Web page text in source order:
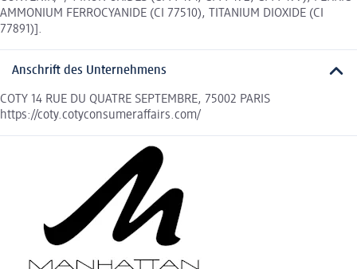
AMMONIUM FERROCYANIDE (CI 77510), TITANIUM DIOXIDE (CI
77891)].
Anschrift des Unternehmens
COTY 14 RUE DU QUATRE SEPTEMBRE, 75002 PARIS
https://coty.cotyconsumeraffairs.com/